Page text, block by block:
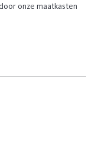
onze maatkasten